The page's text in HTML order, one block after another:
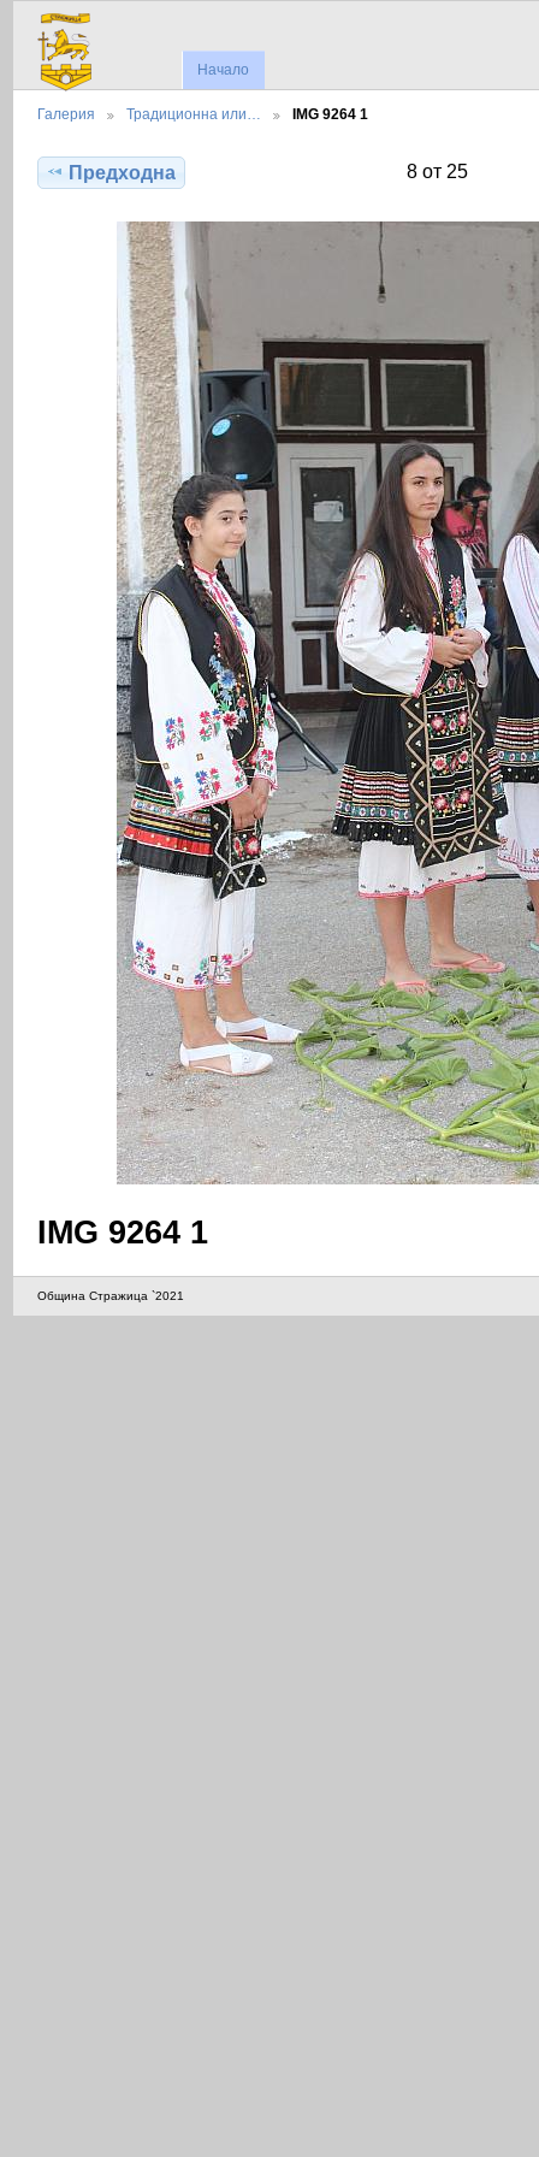
Начало
Галерия Традиционна или… IMG 9264 1
Предходна 8 от 25
IMG 9264 1
Община Стражица `2021